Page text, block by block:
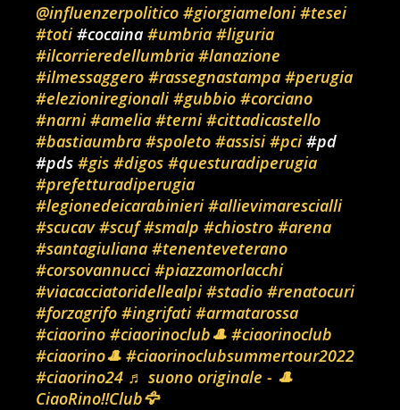
@influenzerpolitico #giorgiameloni #tesei
#toti#cocaina #umbria #liguria
#ilcorrieredellumbria #lanazione
#ilmessaggero #rassegnastampa #perugia
#elezioniregionali #gubbio #corciano
#narni #amelia #terni #cittadicastello
#bastiaumbra #spoleto #assisi #pci#pd
#pds #gis #digos #questuradiperugia
#prefetturadiperugia
#legionedeicarabinieri #allievimarescialli
#scucav #scuf #smalp #chiostro #arena
#santagiuliana #tenenteveterano
#corsovannucci #piazzamorlacchi
#viacacciatoridellealpi #stadio #renatocuri
#forzagrifo #ingrifati #armatarossa
#ciaorino #ciaorinoclub🎩 #ciaorinoclub
#ciaorino🎩 #ciaorinoclubsummertour2022
#ciaorino24 ♬ suono originale - 🎩
CiaoRino‼️Club🦅